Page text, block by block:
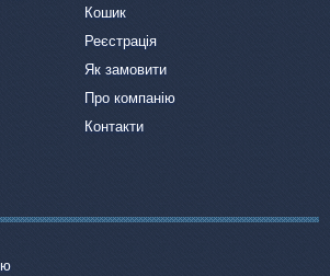
Кошик
Реєстрація
Як замовити
Про компанію
Контакти